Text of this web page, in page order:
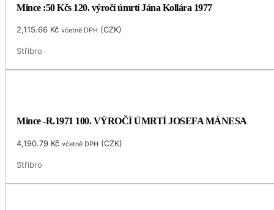
Mince :50 Kčs 120. výročí úmrtí Jána Kollára 1977
2,115.66 Kč včetně DPH (CZK)
Stříbro
Mince -R.1971 100. VÝROČÍ ÚMRTÍ JOSEFA MÁNESA
4,190.79 Kč včetně DPH (CZK)
Stříbro